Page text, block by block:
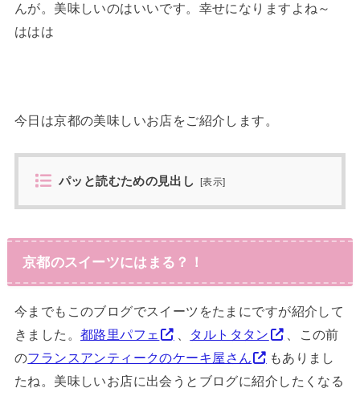
んが。美味しいのはいいです。幸せになりますよね～
ははは
今日は京都の美味しいお店をご紹介します。
パッと読むための見出し [表示]
京都のスイーツにはまる？！
今までもこのブログでスイーツをたまにですが紹介して
きました。 都路里パフェ タルトタタン
、この前
のフランスアンティークのケーキ屋さん
もありまし
たね。美味しいお店に出会うとブログに紹介したくなる